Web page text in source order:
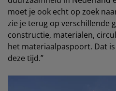
moet je ook echt op zoek
zie je terug op verschillende
constructie, materialen,
het materiaalpaspoort. Dat
deze tijd.”